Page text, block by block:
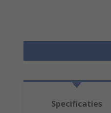
Specificaties